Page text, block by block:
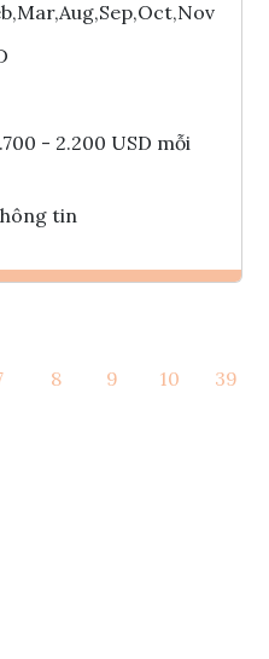
- 2.200 USD mỗi
tin
Tham vấn Interlink
8 9 10 39